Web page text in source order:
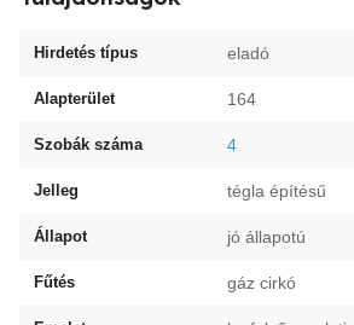
Hirdetés típus eladó
Alapterület 164
Szobák száma 4
Jelleg tégla építésű
Állapot jó állapotú
Fűtés gáz cirkó